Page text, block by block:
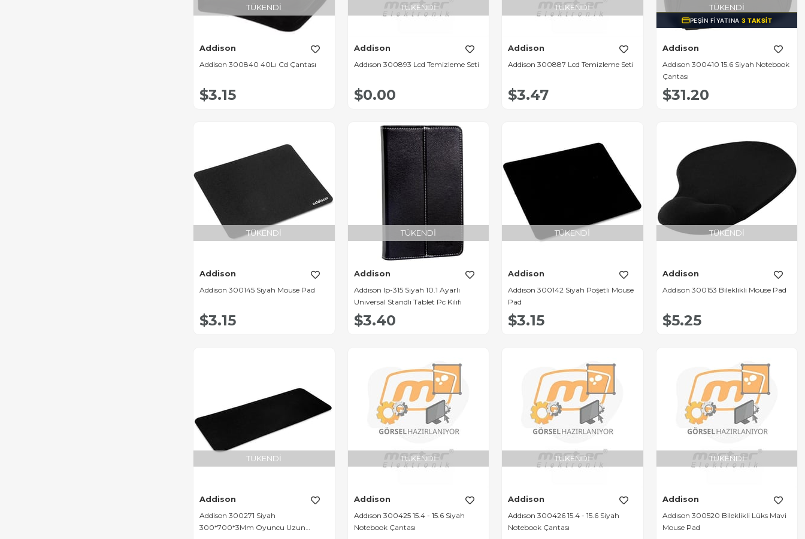
TÜKENDI
Addison
Addison 300840 40Lı Cd Çantası
$3.15
TÜKENDI
Addison
Addıson 300893 Lcd Temizleme Seti
$0.00
TÜKENDI
Addison
Addison 300887 Lcd Temizleme Seti
$3.47
TÜKENDI
PEŞIN FIYATINA 3 TAKSIT
Addison
Addıson 300410 15.6 Siyah Notebook
Çantası
$31.20
TÜKENDI
Addison
Addison 300145 Siyah Mouse Pad
$3.15
TÜKENDI
Addison
Addıson Ip-315 Siyah 10.1 Ayarlı
Unıversal Standlı Tablet Pc Kılıfı
$3.40
TÜKENDI
Addison
Addıson 300142 Siyah Poşetli Mouse
Pad
$3.15
TÜKENDI
Addison
Addison 300153 Bileklikli Mouse Pad
$5.25
TÜKENDI
Addison
Addison 300271 Siyah
300*700*3Mm Oyuncu Uzun
TÜKENDI
Addison
Addıson 300425 15.4 - 15.6 Siyah
Notebook Çantası
TÜKENDI
Addison
Addıson 300426 15.4 - 15.6 Siyah
Notebook Çantası
TÜKENDI
Addison
Addıson 300520 Bileklikli Lüks Mavi
Mouse Pad